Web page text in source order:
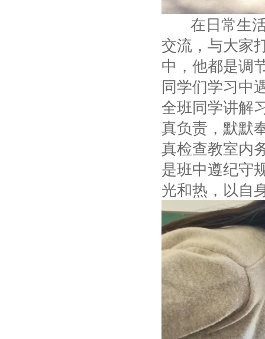
在日常生
交流，与大家
中，他都是调
同学们学习中
全班同学讲解
真负责，默默
真检查教室内
是班中遵纪守
光和热，以自